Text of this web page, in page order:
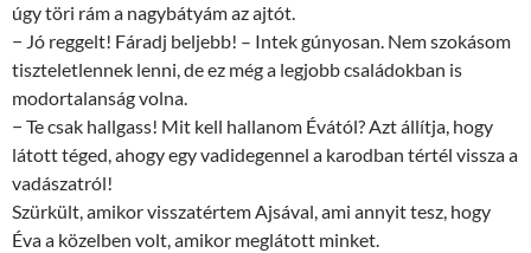
úgy töri rám a nagybátyám az ajtót.
− Jó reggelt! Fáradj beljebb! – Intek gúnyosan. Nem szokásom
tiszteletlennek lenni, de ez még a legjobb családokban is
modortalanság volna.
− Te csak hallgass! Mit kell hallanom Évától? Azt állítja, hogy
látott téged, ahogy egy vadidegennel a karodban tértél vissza a
vadászatról!
Szürkült, amikor visszatértem Ajsával, ami annyit tesz, hogy
Éva a közelben volt, amikor meglátott minket.